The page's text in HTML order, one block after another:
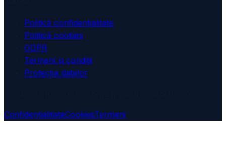
Politică confidențialitate
Politică cookies
GDPR
Termeni și condiții
Protecția datelor
ConfidențialitateCookiesTermeni